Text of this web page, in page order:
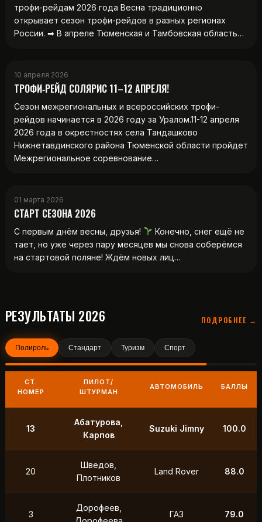
трофи-рейдам 2026 года Весна традиционно
открывает сезон трофи-рейдов в разных регионах
России. ➡ В апреле Тюменская и Тамбовская область…
10 апреля 2026
ТРОФИ‑РЕЙД СОЛЯРИС 11–12 АПРЕЛЯ!
Сезон межрегиональных и всероссийских трофи-
рейдов начинается в 2026 году за Уралом.11-12 апреля
2026 года в окрестностях села Тандашково
Нижнетавдинского района Тюменской области пройдет
Межрегиональное соревнование…
01 марта 2026
СТАРТ СЕЗОНА 2026
С первым днём весны, друзья!
Конечно, снег ещё не
тает, но уже через пару месяцев мы снова соберёмся
на стартовой поляне! Ждём новых лиц…
РЕЗУЛЬТАТЫ 2026 ПОДРОБНЕЕ →
Полироль Стандарт Туризм Спорт
СТ.
НОМЕР
ПИЛОТ/
ШТУРМАН
АВТОМОБИЛЬ БАЛЛЫ
13
Абатурова,
Карпов
Suzuki Jimny 100.0
20
Шведов,
Плотников
Land Rover 88.0
3
Дорофеев,
ГАЗ 79.0